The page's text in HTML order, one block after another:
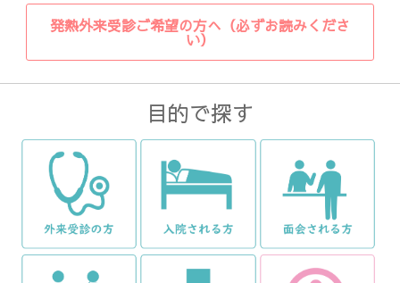
発熱外来受診ご希望の方へ（必ずお読みくださ
い）
目的で探す